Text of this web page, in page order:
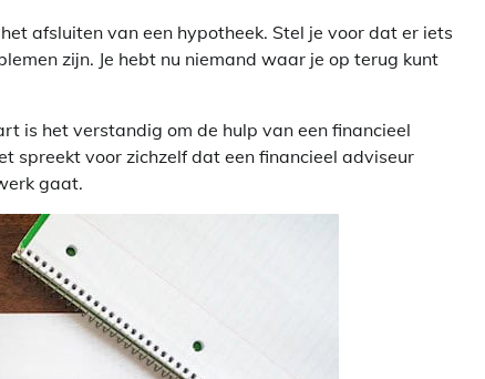
afsluiten van een hypotheek. Stel je voor dat er iets
zijn. Je hebt nu niemand waar je op terug kunt
is het verstandig om de hulp van een financieel
spreekt voor zichzelf dat een financieel adviseur
gaat.